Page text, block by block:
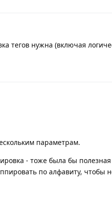
тегов нужна (включая
параметрам.
- тоже была бы
по алфавиту, чтобы